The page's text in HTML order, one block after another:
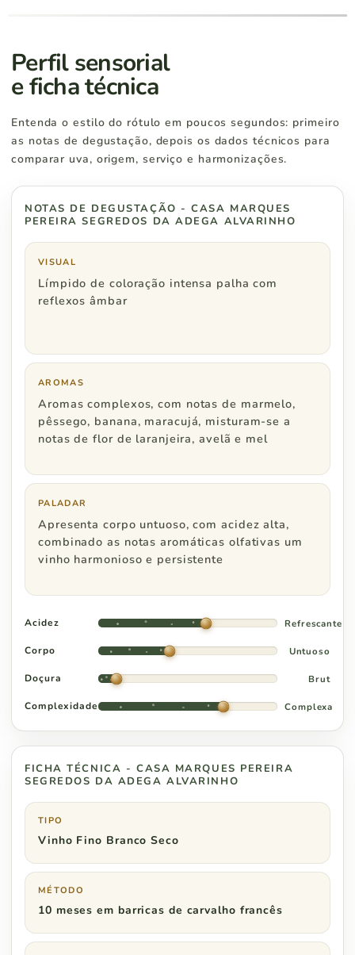
Santa Catarina
Paraná R$ 500
Região Sudeste Pedidos a partir de
Rio de Janeiro
Espírito Santo
Goiás
Perfil sensorial
e ficha técnica
Entenda o estilo do rótulo em poucos segundos: primeiro
as notas de degustação, depois os dados técnicos para
comparar uva, origem, serviço e harmonizações.
NOTAS DE DEGUSTAÇÃO - CASA MARQUES
PEREIRA SEGREDOS DA ADEGA ALVARINHO
VISUAL
Límpido de coloração intensa palha com
reflexos âmbar
AROMAS
Aromas complexos, com notas de marmelo,
pêssego, banana, maracujá, misturam-se a
notas de flor de laranjeira, avelã e mel
PALADAR
Apresenta corpo untuoso, com acidez alta,
combinado as notas aromáticas olfativas um
vinho harmonioso e persistente
Acidez Refrescante
Corpo Untuoso
Doçura Brut
Complexidade Complexa
FICHA TÉCNICA - CASA MARQUES PEREIRA
SEGREDOS DA ADEGA ALVARINHO
TIPO
Vinho Fino Branco Seco
MÉTODO
10 meses em barricas de carvalho francês